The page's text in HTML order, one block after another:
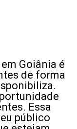
Goiânia é
de forma
Essa
público